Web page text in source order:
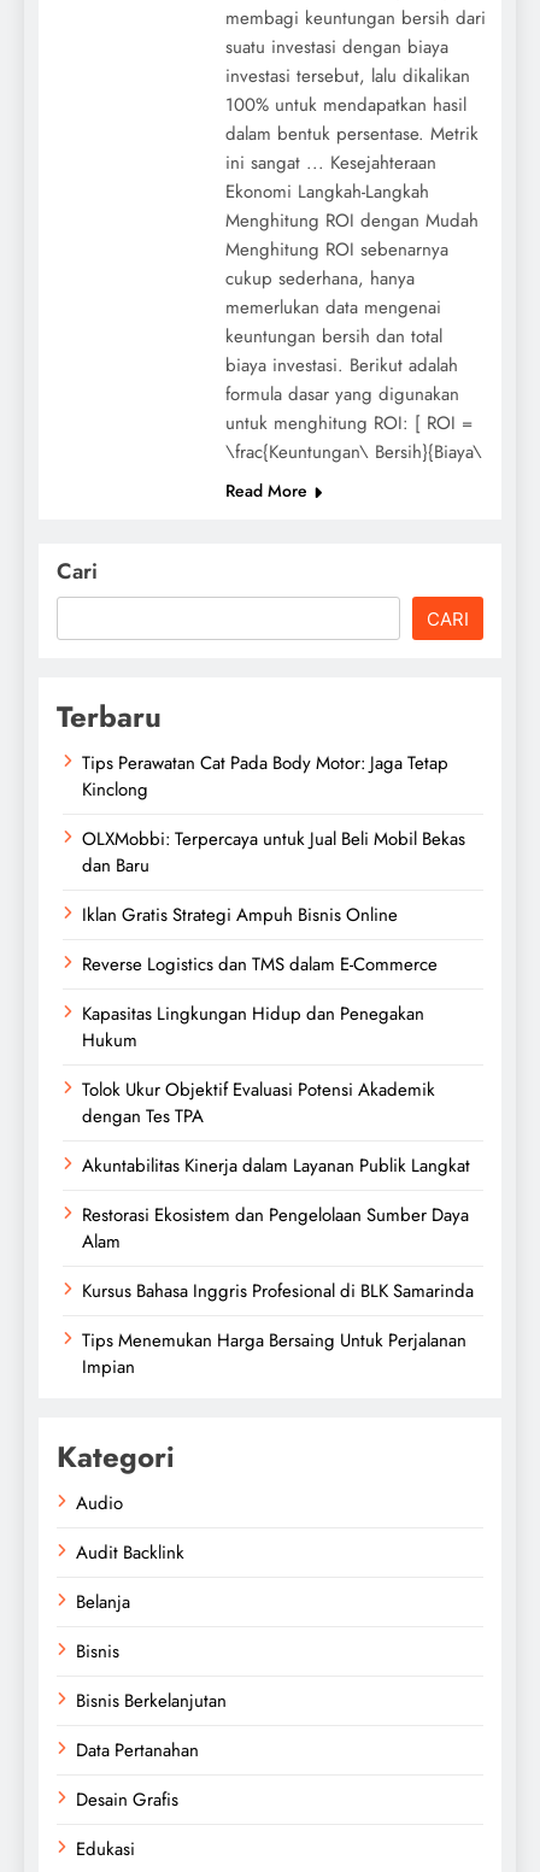
membagi keuntungan bersih dari
suatu investasi dengan biaya
investasi tersebut, lalu dikalikan
100% untuk mendapatkan hasil
dalam bentuk persentase. Metrik
ini sangat ... Kesejahteraan
Ekonomi Langkah-Langkah
Menghitung ROI dengan Mudah
Menghitung ROI sebenarnya
cukup sederhana, hanya
memerlukan data mengenai
keuntungan bersih dan total
biaya investasi. Berikut adalah
formula dasar yang digunakan
untuk menghitung ROI: [ ROI =
\frac{Keuntungan\ Bersih}{Biaya\
Read More
Cari
CARI
Terbaru
Tips Perawatan Cat Pada Body Motor: Jaga Tetap
Kinclong
OLXMobbi: Terpercaya untuk Jual Beli Mobil Bekas
dan Baru
Iklan Gratis Strategi Ampuh Bisnis Online
Reverse Logistics dan TMS dalam E-Commerce
Kapasitas Lingkungan Hidup dan Penegakan
Hukum
Tolok Ukur Objektif Evaluasi Potensi Akademik
dengan Tes TPA
Akuntabilitas Kinerja dalam Layanan Publik Langkat
Restorasi Ekosistem dan Pengelolaan Sumber Daya
Alam
Kursus Bahasa Inggris Profesional di BLK Samarinda
Tips Menemukan Harga Bersaing Untuk Perjalanan
Impian
Kategori
Audio
Audit Backlink
Belanja
Bisnis
Bisnis Berkelanjutan
Data Pertanahan
Desain Grafis
Edukasi